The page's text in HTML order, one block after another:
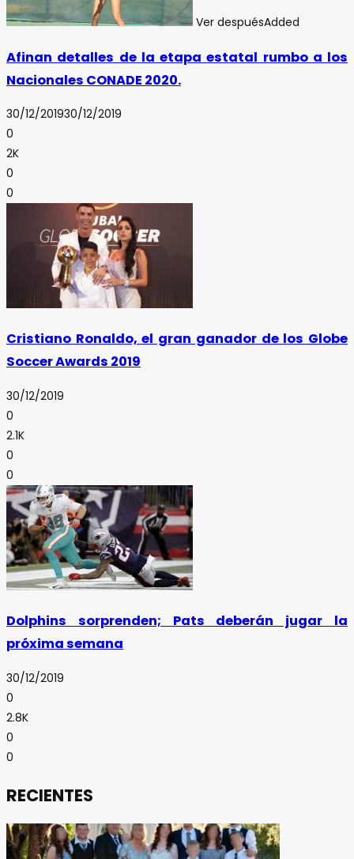
Ver despuésAdded
Afinan detalles de la etapa estatal rumbo a los
Nacionales CONADE 2020.
30/12/201930/12/2019
0
2K
0
0
Cristiano Ronaldo, el gran ganador de los Globe
Soccer Awards 2019
30/12/2019
0
2.1K
0
0
Dolphins sorprenden; Pats deberán jugar la
próxima semana
30/12/2019
0
2.8K
0
0
RECIENTES